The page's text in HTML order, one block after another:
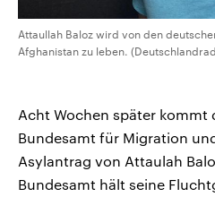
Attaullah Baloz wird von den
Afghanistan zu leben.
Acht Wochen später kommt
Bundesamt für Migration
Asylantrag von Attaulah
Bundesamt hält seine